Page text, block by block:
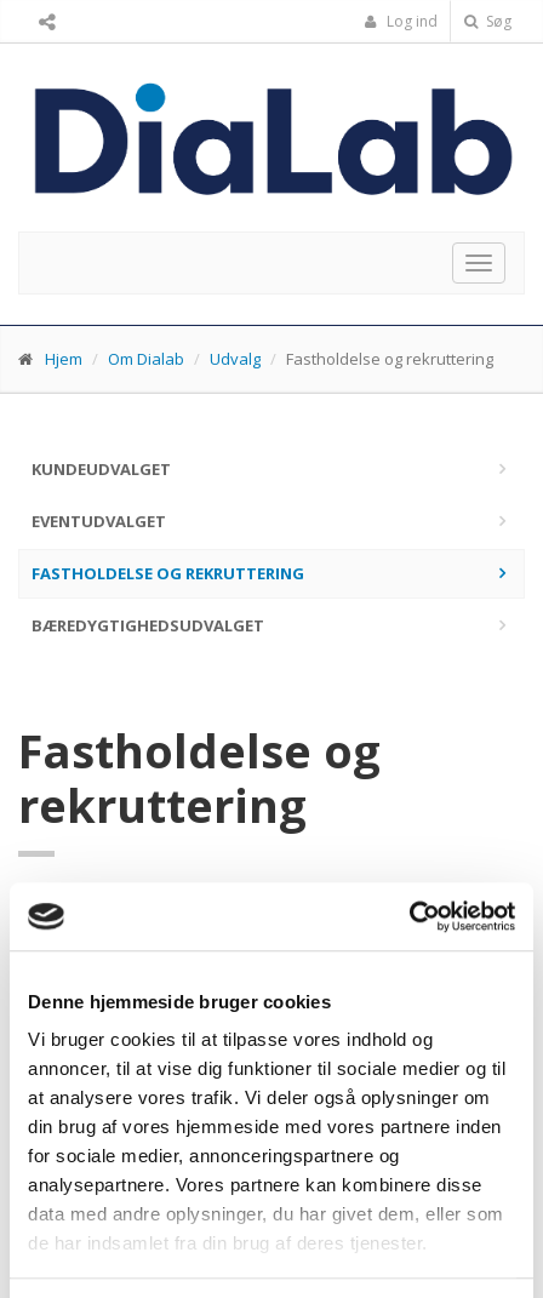
Denne hjemmeside bruger cookies
Vi bruger cookies til at tilpasse vores indhold og
annoncer, til at vise dig funktioner til sociale medier og til
at analysere vores trafik. Vi deler også oplysninger om
din brug af vores hjemmeside med vores partnere inden
for sociale medier, annonceringspartnere og
analysepartnere. Vores partnere kan kombinere disse
data med andre oplysninger, du har givet dem, eller som
de har indsamlet fra din brug af deres tjenester.
Log ind Søg
Toggle
Hjem Om Dialab Udvalg Fastholdelse og rekruttering
KUNDEUDVALGET
EVENTUDVALGET
FASTHOLDELSE OG REKRUTTERING
BÆREDYGTIGHEDSUDVALGET
Fastholdelse og
rekruttering
Udvalget har til formål at tiltrække nye medlemmer til
foreningen, samt fastholde eksisterende medlemmer.